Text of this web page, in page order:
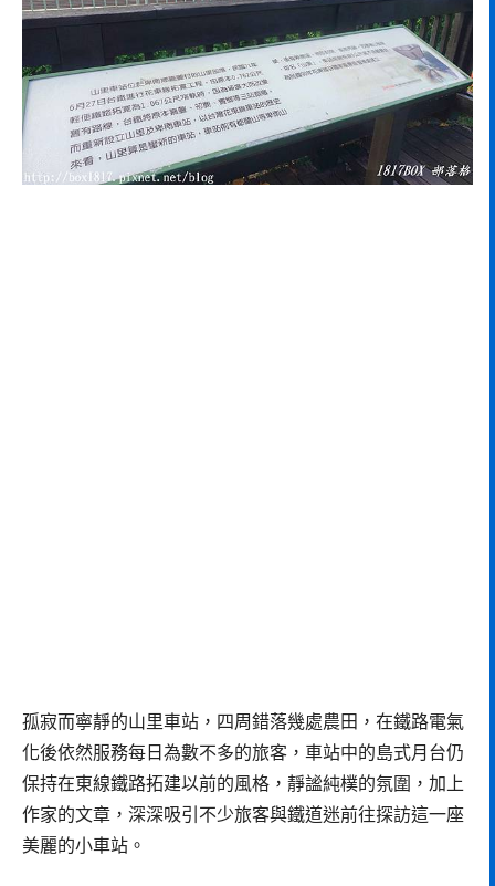
孤寂而寧靜的山里車站，四周錯落幾處農田，在鐵路電氣
化後依然服務每日為數不多的旅客，車站中的島式月台仍
保持在東線鐵路拓建以前的風格，靜謐純樸的氛圍，加上
作家的文章，深深吸引不少旅客與鐵道迷前往探訪這一座
美麗的小車站。